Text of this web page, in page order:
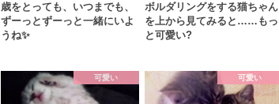
歳をとっても、いつまでも、
ずーっとずーっと一緒にいよ
うね✨
ボルダリングをする猫ちゃん
を上から見てみると……もっ
と可愛い?
可愛い 可愛い